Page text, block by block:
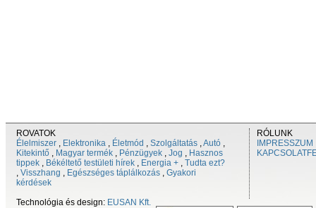
ROVATOK
Élelmiszer , Elektronika , Életmód , Szolgáltatás ,Autó ,
Kitekintő , Magyar termék , Pénzügyek , Jog , Hasznos
tippek , Békéltető testületi hírek , Energia + , Tudta ezt?
, Visszhang , Egészséges táplálkozás , Gyakori
kérdések
Technológia és design: EUSAN Kft.
RÓLUNK
IMPRESSZUM